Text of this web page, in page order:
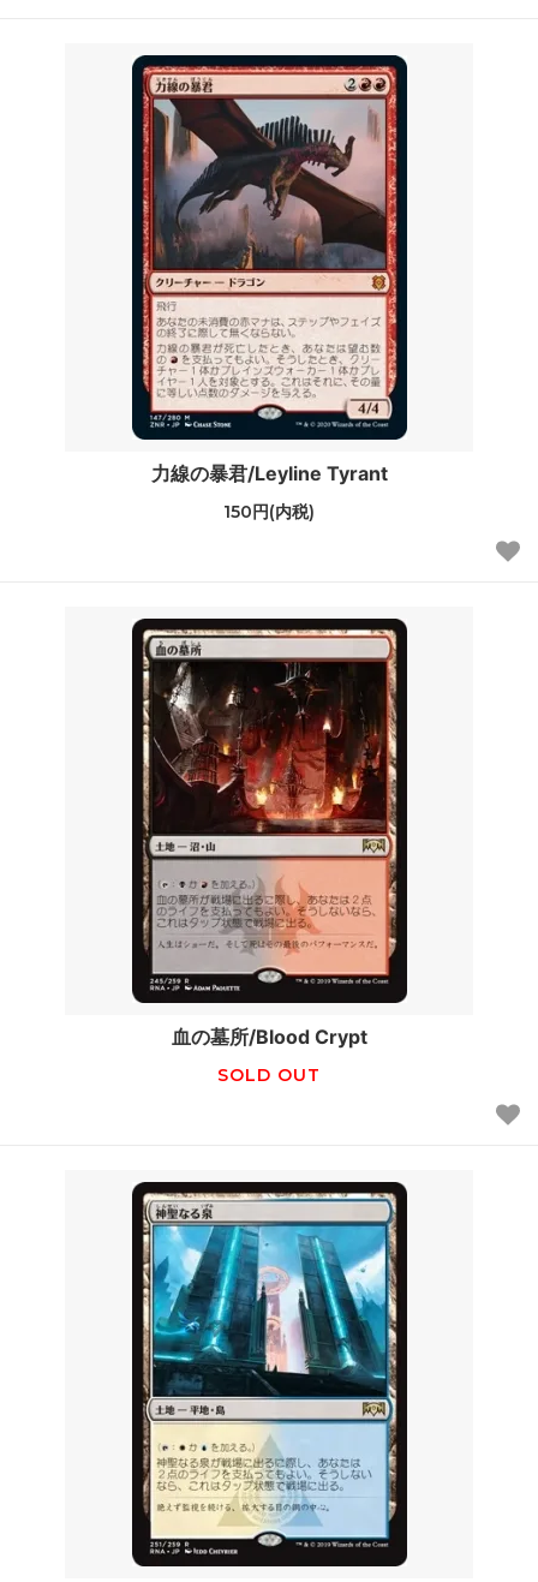
力線の暴君/Leyline Tyrant
150円(内税)
血の墓所/Blood Crypt
SOLD OUT